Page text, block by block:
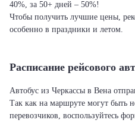
40%, за 50+ дней – 50%!
Чтобы получить лучшие цены,
особенно в праздники и летом.
Расписание рейсового
Автобус из Черкассы в Вена
Так как на маршруте могут быть
перевозчиков, воспользуйтесь